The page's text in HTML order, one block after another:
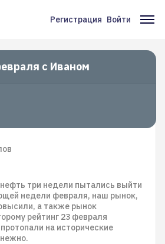
Меню
учётной
записи
Регистрация Войти
с Иваном
три недели пытались выйти
недели февраля, наш рынок,
а также рынок
рейтинг 23 февраля
на исторические